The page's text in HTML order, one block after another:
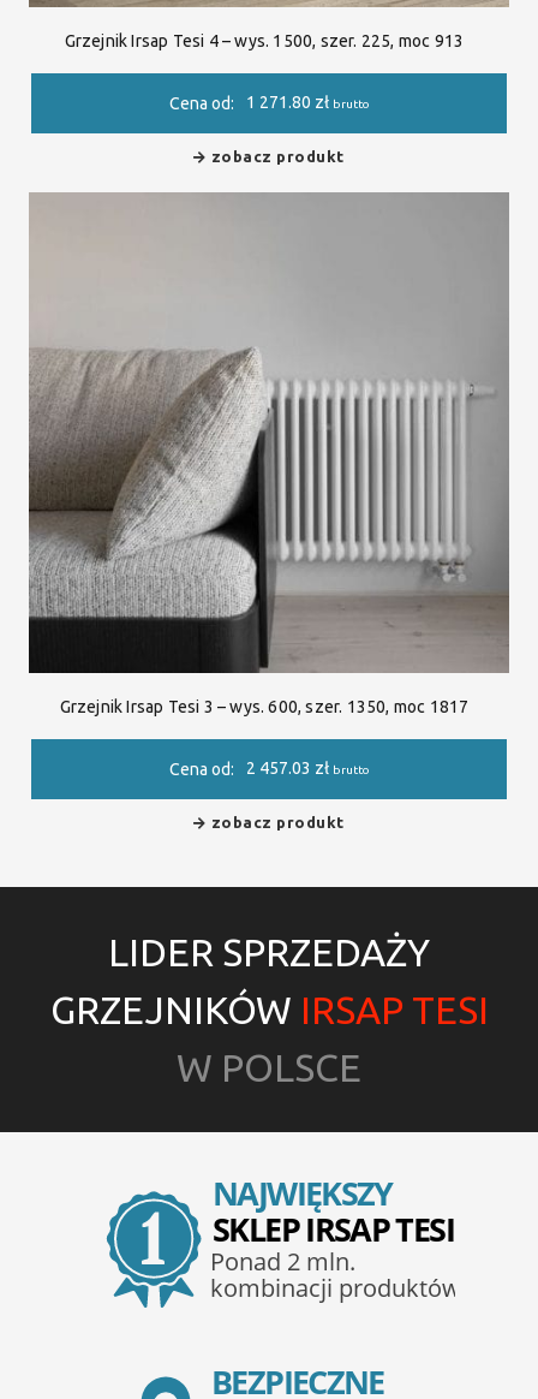
Grzejnik Irsap Tesi 4 – wys. 1500, szer. 225, moc 913
Cena od: 1 271.80 zł brutto
zobacz produkt
Grzejnik Irsap Tesi 3 – wys. 600, szer. 1350, moc 1817
Cena od: 2 457.03 zł brutto
zobacz produkt
LIDER SPRZEDAŻY
GRZEJNIKÓW IRSAP TESI
W POLSCE